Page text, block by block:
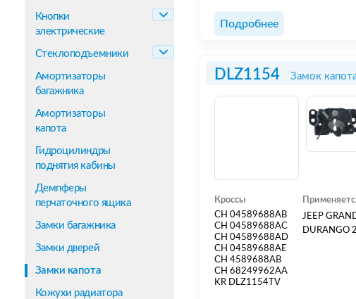
Кнопки
электрические
Стеклоподъемники
Амортизаторы
багажника
Амортизаторы
капота
Гидроцилиндры
поднятия кабины
Демпферы
перчаточного ящика
Замки багажника
Замки дверей
Замки капота
Кожухи радиатора
Подробнее
DLZ1154 Замок
Кроссы
CH 04589688AB
CH 04589688AC
CH 04589688AD
CH 04589688AE
CH 4589688AB
CH 68249962AA
KR DLZ1154TV
JEEP
DURANGO